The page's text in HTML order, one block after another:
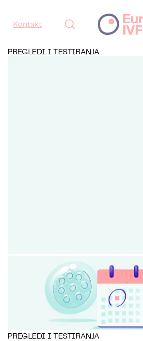
Kontakt
PREGLEDI I TESTIRANJA
PREGLEDI I TESTIRANJA